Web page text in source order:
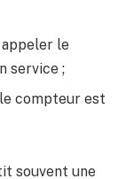
le
service ;
compteur est
souvent une